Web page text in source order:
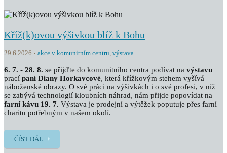
Kříž(k)ovou výšivkou blíž k Bohu
29.6.2026 akce v komunitním centru, výstava
6. 7. - 28. 8. se přijďte do komunitního centra podívat na výstavu
prací paní Diany Horkavcové, která křížkovým stehem vyšívá
náboženské obrazy. O své práci na výšivkách i o své profesi, v níž
se zabývá technologií kloubních náhrad, nám přijde popovídat na
farní kávu 19. 7. Výstava je prodejní a výtěžek poputuje přes farní
charitu potřebným v našem okolí.
ČÍST DÁL